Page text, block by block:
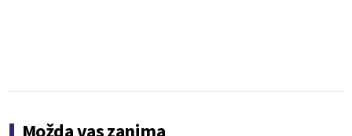
Možda vas zanima